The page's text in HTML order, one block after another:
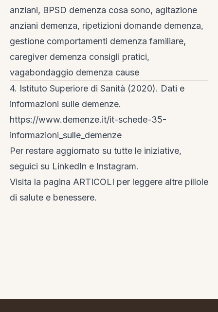
anziani, BPSD demenza cosa sono, agitazione
anziani demenza, ripetizioni domande demenza,
gestione comportamenti demenza familiare,
caregiver demenza consigli pratici,
vagabondaggio demenza cause
4. Istituto Superiore di Sanità (2020). Dati e
informazioni sulle demenze.
https://www.demenze.it/it-schede-35-
informazioni_sulle_demenze
Per restare aggiornato su tutte le iniziative,
seguici su LinkedIn e Instagram.
Visita la pagina ARTICOLI per leggere altre pillole
di salute e benessere.